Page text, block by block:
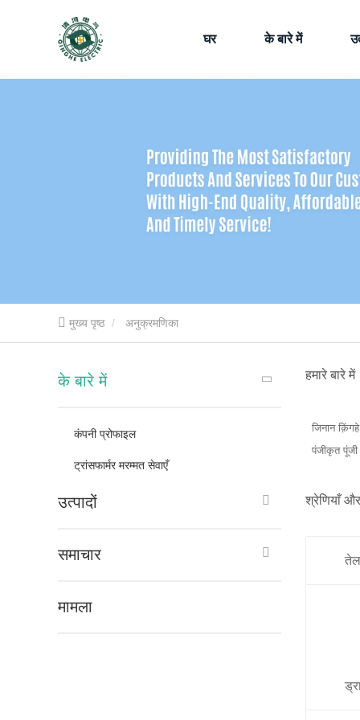
घर के बारे में
मुख्य पृष्ठ अनुक्रमणिका
के बारे में
कंपनी प्रोफाइल
ट्रांसफार्मर मरम्मत सेवाएँ
उत्पादों
समाचार
मामला
हमारे बारे में
जिनान
पंजीकृत पूंजी
श्रेणियाँ
तेल